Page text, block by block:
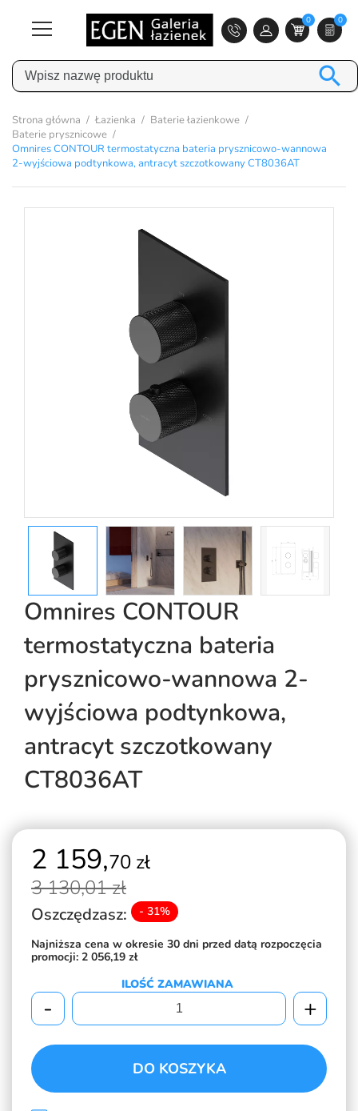
0 0

Strona główna Łazienka
Baterie łazienkowe
Baterie prysznicowe
Omnires CONTOUR termostatyczna bateria prysznicowo-wannowa
2-wyjściowa podtynkowa, antracyt szczotkowany CT8036AT
Omnires CONTOUR
termostatyczna bateria
prysznicowo-wannowa 2-
wyjściowa podtynkowa,
antracyt szczotkowany
CT8036AT
2 159,70 zł
3 130,01 zł
Oszczędzasz: - 31%
Najniższa cena w okresie 30 dni przed datą rozpoczęcia
promocji: 2 056,19 zł
ILOŚĆ ZAMAWIANA
- +
DO KOSZYKA